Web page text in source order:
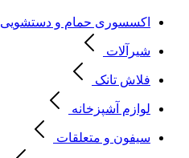
اکسسوری حمام و دستشویی
شیرآلات
فلاش تانک
لوازم آشپزخانه
سیفون و متعلقات